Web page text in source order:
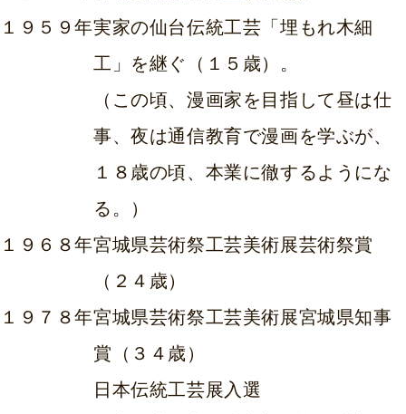
１９５９年実家の仙台伝統工芸「埋もれ木細
工」を継ぐ（１５歳）。
（この頃、漫画家を目指して昼は仕
事、夜は通信教育で漫画を学ぶが、
１８歳の頃、本業に徹するようにな
る。）
１９６８年宮城県芸術祭工芸美術展芸術祭賞
（２４歳）
１９７８年宮城県芸術祭工芸美術展宮城県知事
賞（３４歳）
日本伝統工芸展入選